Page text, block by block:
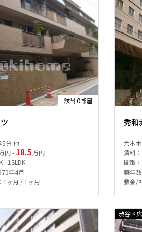
該当0部屋
5分 他
円 - 18.5万円
- 1SLDK
年4月
1ヶ月 / 1ヶ月
秀和
六本
賃料：
間取
築年
敷金/
渋谷区